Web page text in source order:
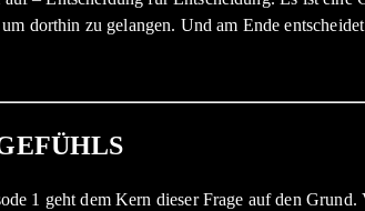
dorthin zu gelangen. Und am Ende
1 geht dem Kern dieser Frage auf den